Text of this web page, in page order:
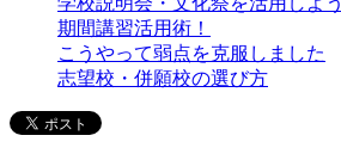
期間講習活用術！
こうやって弱点を克服しました
志望校・併願校の選び方